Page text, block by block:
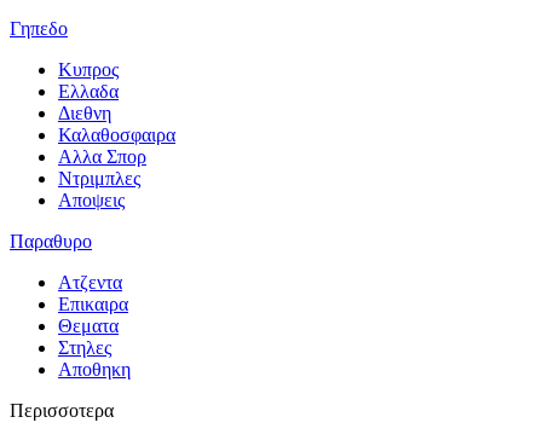
Γηπεδο
Κυπρος
Ελλαδα
Διεθνη
Καλαθοσφαιρα
Αλλα Σπορ
Ντριμπλες
Αποψεις
Παραθυρο
Ατζεντα
Επικαιρα
Θεματα
Στηλες
Αποθηκη
Περισσοτερα